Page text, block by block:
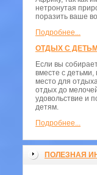
нетронутая
поразить ваше
Подробнее...
ОТДЫХ С
Если вы
вместе с
место для
отдых до
удовольствие и
детям.
Подробнее...
ПОЛЕЗНАЯ